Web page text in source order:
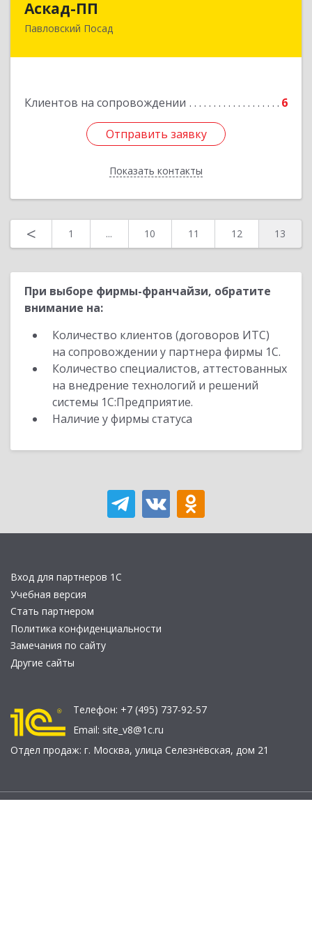
Аскад-ПП
Павловский Посад
Клиентов на сопровождении 6
Отправить заявку
Показать контакты
142500, Московская обл, Павловский Посад г,
Отправить заявку
Назад
< 1 ... 10 11 12 13
При выборе фирмы-франчайзи, обратите
внимание на:
Количество клиентов (договоров ИТС)
на сопровождении у партнера фирмы 1С.
Количество специалистов, аттестованных
на внедрение технологий и решений
системы 1С:Предприятие.
Наличие у фирмы статуса
Вход для партнеров 1С
Учебная версия
Стать партнером
Политика конфиденциальности
Замечания по сайту
Другие сайты
Телефон: +7 (495) 737-92-57
Email: site_v8@1c.ru
Отдел продаж: г. Москва, улица Селезнёвская, дом 21